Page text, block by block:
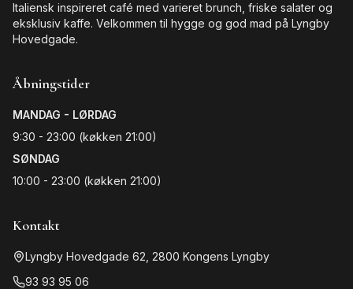
Italiensk inspireret café med varieret brunch, friske salater og
eksklusiv kaffe. Velkommen til hygge og god mad på Lyngby
Hovedgade.
Åbningstider
MANDAG - LØRDAG
9:30 - 23:00 (køkken 21:00)
SØNDAG
10:00 - 23:00 (køkken 21:00)
Kontakt
Lyngby Hovedgade 62 2800 Kongens Lyngby
93 93 95 06